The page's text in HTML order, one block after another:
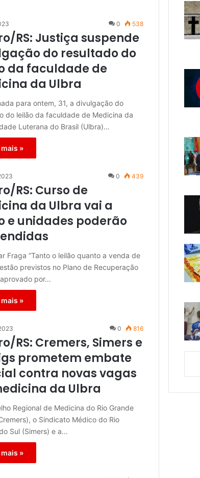
0 538
RS: Justiça suspende
do resultado do
da faculdade de
da Ulbra
para ontem, 31, a divulgação do
do leilão da faculdade de Medicina da
Luterana do Brasil (Ulbra)…
mais »
0 439
RS: Curso de
da Ulbra vai a
e unidades poderão
Fraga “Tanto o leilão quanto a venda de
previstos no Plano de Recuperação
por…
mais »
0 816
RS: Cremers, Simers e
prometem embate
contra novas vagas
da Ulbra
Regional de Medicina do Rio Grande
o Sindicato Médico do Rio
Sul (Simers) e a…
mais »